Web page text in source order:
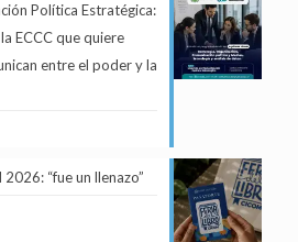
Política Estratégica:
ECCC que quiere
entre el poder y la
“fue un llenazo”